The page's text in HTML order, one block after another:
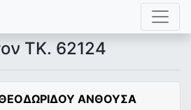
ΤΚ. 62124
ΘΕΟΔΩΡΙΔΟΥ ΑΝΘΟΥΣΑ